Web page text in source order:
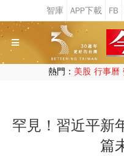
熱門： 美股 行事曆
罕見！習近平
篇